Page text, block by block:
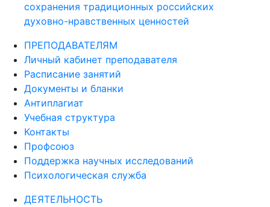
сохранения традиционных российских
духовно-нравственных ценностей
ПРЕПОДАВАТЕЛЯМ
Личный кабинет преподавателя
Расписание занятий
Документы и бланки
Антиплагиат
Учебная структура
Контакты
Профсоюз
Поддержка научных исследований
Психологическая служба
ДЕЯТЕЛЬНОСТЬ